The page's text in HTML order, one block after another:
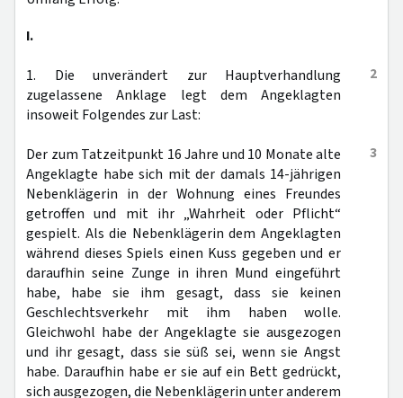
I.
2
1. Die unverändert zur Hauptverhandlung
zugelassene Anklage legt dem Angeklagten
insoweit Folgendes zur Last:
3
Der zum Tatzeitpunkt 16 Jahre und 10 Monate alte
Angeklagte habe sich mit der damals 14-jährigen
Nebenklägerin in der Wohnung eines Freundes
getroffen und mit ihr „Wahrheit oder Pflicht“
gespielt. Als die Nebenklägerin dem Angeklagten
während dieses Spiels einen Kuss gegeben und er
daraufhin seine Zunge in ihren Mund eingeführt
habe, habe sie ihm gesagt, dass sie keinen
Geschlechtsverkehr mit ihm haben wolle.
Gleichwohl habe der Angeklagte sie ausgezogen
und ihr gesagt, dass sie süß sei, wenn sie Angst
habe. Daraufhin habe er sie auf ein Bett gedrückt,
sich ausgezogen, die Nebenklägerin unter anderem